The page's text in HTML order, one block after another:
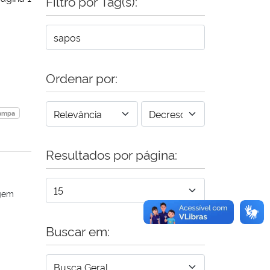
Ordenar por:
Resultados por página:
Buscar em: